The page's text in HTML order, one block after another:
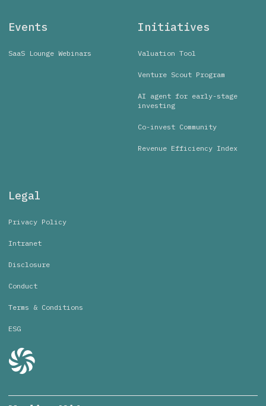
Events
SaaS Lounge Webinars
Initiatives
Valuation Tool
Venture Scout Program
AI agent for early-stage
investing
Co-invest Community
Revenue Efficiency Index
Legal
Privacy Policy
Intranet
Disclosure
Conduct
Terms & Conditions
ESG